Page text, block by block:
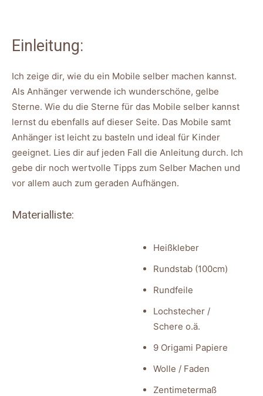
Einleitung:
Ich zeige dir, wie du ein Mobile selber machen kannst.
Als Anhänger verwende ich wunderschöne, gelbe
Sterne. Wie du die Sterne für das Mobile selber kannst
lernst du ebenfalls auf dieser Seite. Das Mobile samt
Anhänger ist leicht zu basteln und ideal für Kinder
geeignet. Lies dir auf jeden Fall die Anleitung durch. Ich
gebe dir noch wertvolle Tipps zum Selber Machen und
vor allem auch zum geraden Aufhängen.
Materialliste:
Heißkleber
Rundstab (100cm)
Rundfeile
Lochstecher /
Schere o.ä.
9 Origami Papiere
Wolle / Faden
Zentimetermaß